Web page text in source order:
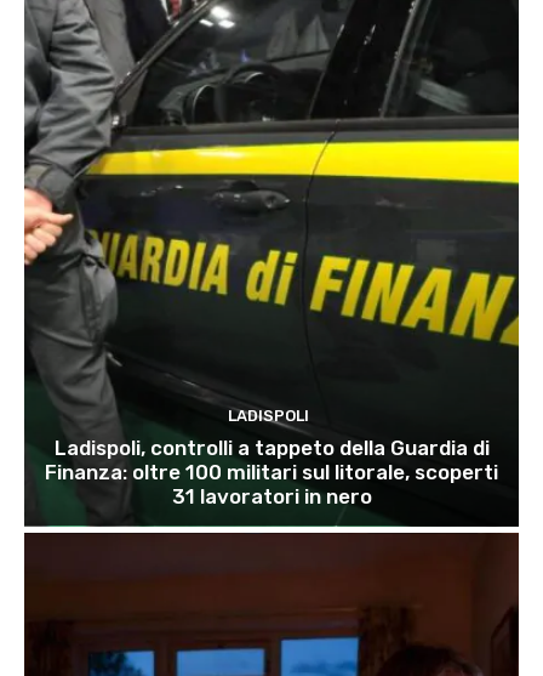
LADISPOLI
Ladispoli, controlli a tappeto della Guardia di
Finanza: oltre 100 militari sul litorale, scoperti
31 lavoratori in nero